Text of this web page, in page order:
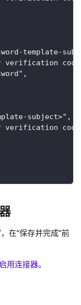
template-
verification
subject>",
verification
在“保存并完成”前
用连接器。